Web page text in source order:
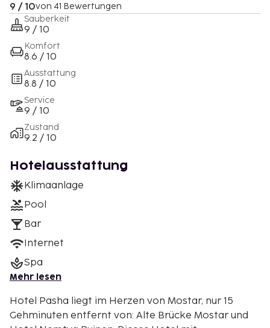
9 / 10von 41 Bewertungen
Sauberkeit
9 / 10
Komfort
8.6 / 10
Ausstattung
8.8 / 10
Service
9 / 10
Zustand
9.2 / 10
Hotelausstattung
Klimaanlage
Pool
Bar
Internet
Spa
Mehr lesen
Hotel Pasha liegt im Herzen von Mostar, nur 15
Gehminuten entfernt von: Alte Brücke Mostar und